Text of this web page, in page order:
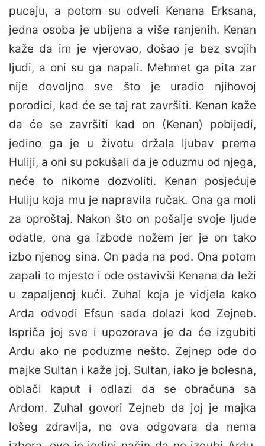
pucaju, a potom su odveli Kenana Erksana,
jedna osoba je ubijena a više ranjenih. Kenan
kaže da im je vjerovao, došao je bez svojih
ljudi, a oni su ga napali. Mehmet ga pita zar
nije dovoljno sve što je uradio njihovoj
porodici, kad će se taj rat završiti. Kenan kaže
da će se završiti kad on (Kenan) pobijedi,
jedino ga je u životu držala ljubav prema
Huliji, a oni su pokušali da je oduzmu od njega,
neće to nikome dozvoliti. Kenan posjećuje
Huliju koja mu je napravila ručak. Ona ga moli
za oproštaj. Nakon što on pošalje svoje ljude
odatle, ona ga izbode nožem jer je on tako
izbo njenog sina. On pada na pod. Ona potom
zapali to mjesto i ode ostavivši Kenana da leži
u zapaljenoj kući. Zuhal koja je vidjela kako
Arda odvodi Efsun sada dolazi kod Zejneb.
Ispriča joj sve i upozorava je da će izgubiti
Ardu ako ne poduzme nešto. Zejnep ode do
majke Sultan i kaže joj. Sultan, iako je bolesna,
oblači kaput i odlazi da se obračuna sa
Ardom. Zuhal govori Zejneb da joj je majka
lošeg zdravlja, no ova odgovara da nema